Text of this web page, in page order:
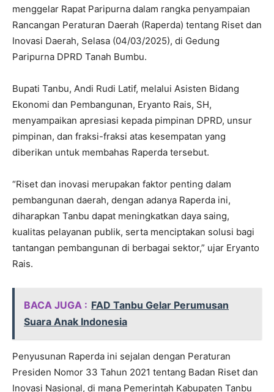
menggelar Rapat Paripurna dalam rangka penyampaian
Rancangan Peraturan Daerah (Raperda) tentang Riset dan
Inovasi Daerah, Selasa (04/03/2025), di Gedung
Paripurna DPRD Tanah Bumbu.
Bupati Tanbu, Andi Rudi Latif, melalui Asisten Bidang
Ekonomi dan Pembangunan, Eryanto Rais, SH,
menyampaikan apresiasi kepada pimpinan DPRD, unsur
pimpinan, dan fraksi-fraksi atas kesempatan yang
diberikan untuk membahas Raperda tersebut.
“Riset dan inovasi merupakan faktor penting dalam
pembangunan daerah, dengan adanya Raperda ini,
diharapkan Tanbu dapat meningkatkan daya saing,
kualitas pelayanan publik, serta menciptakan solusi bagi
tantangan pembangunan di berbagai sektor,” ujar Eryanto
Rais.
BACA JUGA : FAD Tanbu Gelar Perumusan
Suara Anak Indonesia
Penyusunan Raperda ini sejalan dengan Peraturan
Presiden Nomor 33 Tahun 2021 tentang Badan Riset dan
Inovasi Nasional, di mana Pemerintah Kabupaten Tanbu